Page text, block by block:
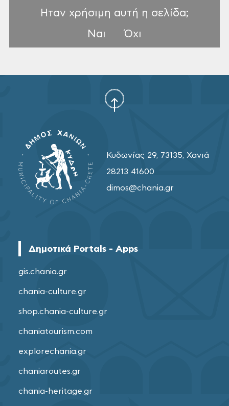
Ηταν χρήσιμη αυτή η σελίδα;
Ναι
Όχι
Κυδωνίας 29, 73135, Χανιά
28213 41600
dimos@chania.gr
Δημοτικά Portals - Apps
gis.chania.gr
chania-culture.gr
shop.chania-culture.gr
chaniatourism.com
explorechania.gr
chaniaroutes.gr
chania-heritage.gr